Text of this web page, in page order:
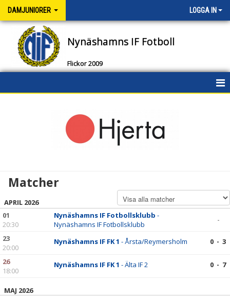
DAMJUNIORER LOGGA IN
Nynäshamns IF Fotboll
Flickor 2009
DOKUMENT
KONTAKT
Matcher
APRIL 2026
01
20:30
Nynäshamns IF Fotbollsklubb -
Nynäshamns IF Fotbollsklubb
-
23
20:00
Nynäshamns IF FK 1 - Årsta/Reymersholm 0 - 3
26
18:00
Nynäshamns IF FK 1 - Älta IF 2 0 - 7
MAJ 2026